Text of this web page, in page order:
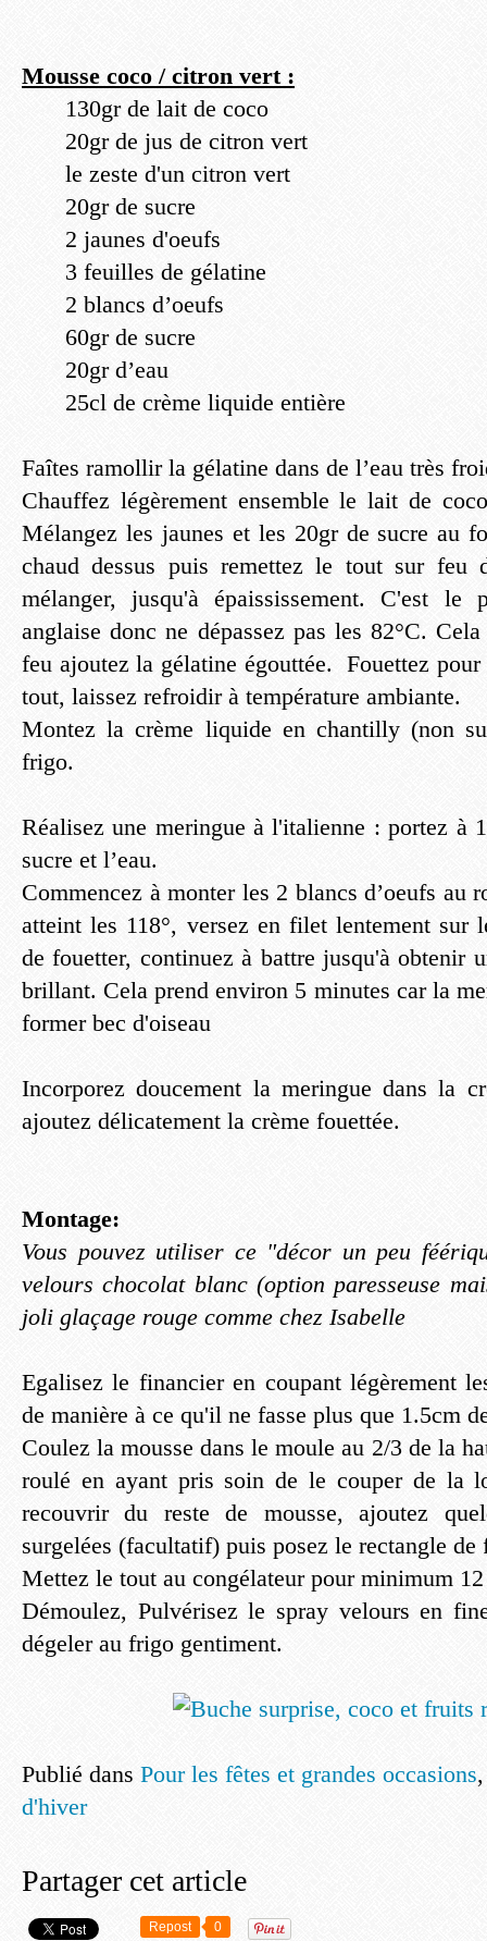
Mousse coco / citron vert :
130gr de lait de coco
20gr de jus de citron vert
le zeste d'un citron vert
20gr de sucre
2 jaunes d'oeufs
3 feuilles de gélatine
2 blancs d’oeufs
60gr de sucre
20gr d’eau
25cl de crème liquide entière
Faîtes ramollir la gélatine dans de l’eau très
Chauffez légèrement ensemble le lait de
Mélangez les jaunes et les 20gr de sucre au
chaud dessus puis remettez le tout sur feu
mélanger, jusqu'à épaississement. C'est le
anglaise donc ne dépassez pas les 82°C.
feu ajoutez la gélatine égouttée. Fouettez
tout, laissez refroidir à température ambiante.
Montez la crème liquide en chantilly (non
frigo.
Réalisez une meringue à l'italienne : portez à
sucre et l’eau.
Commencez à monter les 2 blancs d’oeufs au
atteint les 118°, versez en filet lentement sur
de fouetter, continuez à battre jusqu'à obtenir
brillant. Cela prend environ 5 minutes car la
former bec d'oiseau
Incorporez doucement la meringue dans la
ajoutez délicatement la crème fouettée.
Montage:
Vous pouvez utiliser ce "décor un peu
velours chocolat blanc (option paresseuse
joli glaçage rouge comme chez Isabelle
Egalisez le financier en coupant légèrement
de manière à ce qu'il ne fasse plus que 1.5cm
Coulez la mousse dans le moule au 2/3 de la
roulé en ayant pris soin de le couper de la
recouvrir du reste de mousse, ajoutez
surgelées (facultatif) puis posez le rectangle de
Mettez le tout au congélateur pour minimum 12
Démoulez, Pulvérisez le spray velours en
dégeler au frigo gentiment.
Publié dans Pour les fêtes et grandes occasions
d'hiver
Partager cet article
Repost 0